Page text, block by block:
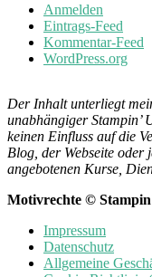
Anmelden
Eintrags-Feed
Kommentar-Feed
WordPress.org
Der Inhalt unterliegt
unabhängiger Stampin’
keinen Einfluss auf die
Blog, der Webseite oder
angebotenen Kurse,
Motivrechte ©
Impressum
Datenschutz
Allgemeine